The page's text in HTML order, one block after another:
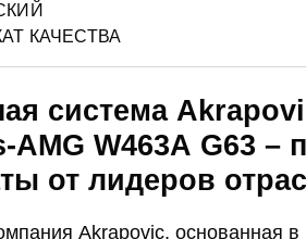
КАЧЕСТВА
система
AMG W463A G63 –
от лидеров
Akrapovic, основанная в